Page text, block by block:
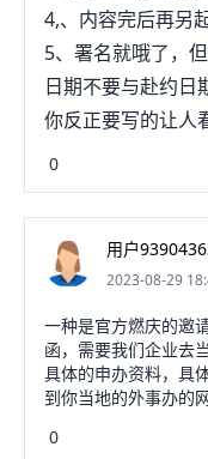
4,、内容完后再另
5、署名就哦了，
日期不要与赴约日
你反正要写的让人
0
用户
2023-08-29
一种是官方燃庆的邀
函，需要我们企业去
具体的申办资料，具
到你当地的外事办的
国的时候，办理商务
0